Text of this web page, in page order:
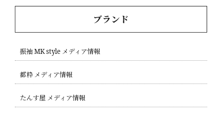
ブランド
振袖 MK style メディア情報
都粋 メディア情報
たんす屋 メディア情報